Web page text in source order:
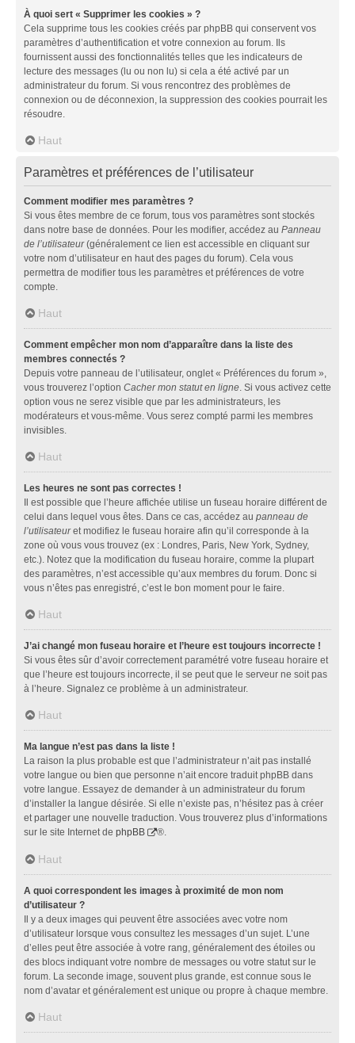
À quoi sert « Supprimer les cookies » ?
Cela supprime tous les cookies créés par phpBB qui conservent vos
paramètres d’authentification et votre connexion au forum. Ils
fournissent aussi des fonctionnalités telles que les indicateurs de
lecture des messages (lu ou non lu) si cela a été activé par un
administrateur du forum. Si vous rencontrez des problèmes de
connexion ou de déconnexion, la suppression des cookies pourrait les
résoudre.
Haut
Paramètres et préférences de l’utilisateur
Comment modifier mes paramètres ?
Si vous êtes membre de ce forum, tous vos paramètres sont stockés
dans notre base de données. Pour les modifier, accédez au Panneau
de l’utilisateur(généralement ce lien est accessible en cliquant sur
votre nom d’utilisateur en haut des pages du forum). Cela vous
permettra de modifier tous les paramètres et préférences de votre
compte.
Haut
Comment empêcher mon nom d’apparaître dans la liste des
membres connectés ?
Depuis votre panneau de l’utilisateur, onglet « Préférences du forum »,
vous trouverez l’option Cacher mon statut en ligne. Si vous activez cette
option vous ne serez visible que par les administrateurs, les
modérateurs et vous-même. Vous serez compté parmi les membres
invisibles.
Haut
Les heures ne sont pas correctes !
Il est possible que l’heure affichée utilise un fuseau horaire différent de
celui dans lequel vous êtes. Dans ce cas, accédez au panneau de
l’utilisateuret modifiez le fuseau horaire afin qu’il corresponde à la
zone où vous vous trouvez (ex : Londres, Paris, New York, Sydney,
etc.). Notez que la modification du fuseau horaire, comme la plupart
des paramètres, n’est accessible qu’aux membres du forum. Donc si
vous n’êtes pas enregistré, c’est le bon moment pour le faire.
Haut
J’ai changé mon fuseau horaire et l’heure est toujours incorrecte !
Si vous êtes sûr d’avoir correctement paramétré votre fuseau horaire et
que l’heure est toujours incorrecte, il se peut que le serveur ne soit pas
à l’heure. Signalez ce problème à un administrateur.
Haut
Ma langue n’est pas dans la liste !
La raison la plus probable est que l’administrateur n’ait pas installé
votre langue ou bien que personne n’ait encore traduit phpBB dans
votre langue. Essayez de demander à un administrateur du forum
d’installer la langue désirée. Si elle n’existe pas, n’hésitez pas à créer
et partager une nouvelle traduction. Vous trouverez plus d’informations
sur le site Internet de phpBB ®.
Haut
A quoi correspondent les images à proximité de mon nom
d’utilisateur ?
Il y a deux images qui peuvent être associées avec votre nom
d’utilisateur lorsque vous consultez les messages d’un sujet. L’une
d’elles peut être associée à votre rang, généralement des étoiles ou
des blocs indiquant votre nombre de messages ou votre statut sur le
forum. La seconde image, souvent plus grande, est connue sous le
nom d’avatar et généralement est unique ou propre à chaque membre.
Haut